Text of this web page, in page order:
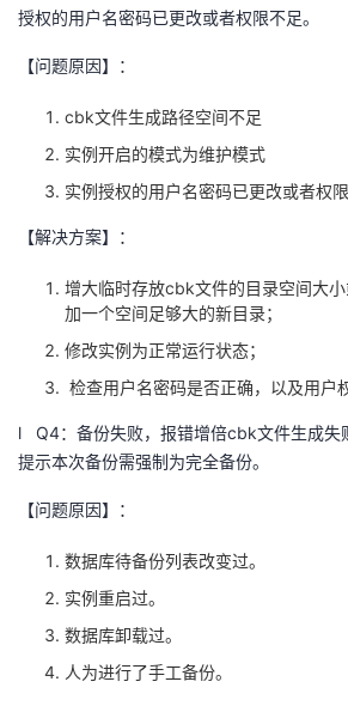
授权的用户名密码已更改或者权限不足。
【问题原因】：
cbk文件生成路径空间不足
实例开启的模式为维护模式
实例授权的用户名密码已更改或者权限
【解决方案】：
增大临时存放cbk文件的目录空间大
加一个空间足够大的新目录；
修改实例为正常运行状态；
检查用户名密码是否正确，以及用户
l Q4：备份失败，报错增倍cbk文件生成失
提示本次备份需强制为完全备份。
【问题原因】：
数据库待备份列表改变过。
实例重启过。
数据库卸载过。
人为进行了手工备份。